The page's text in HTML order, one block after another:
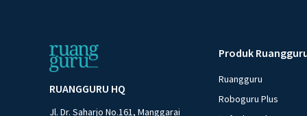
RUANGGURU HQ
Jl. Dr. Saharjo No.161, Manggarai
Produk
Ruangguru
Roboguru Plus